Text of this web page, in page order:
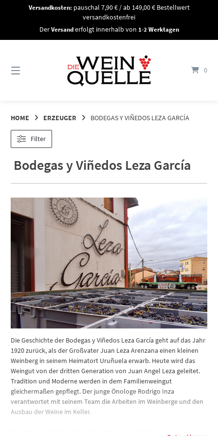
Versandkosten: pauschal 7,90 € / ab 149,00 € Bestellwert
versandkostenfrei
DerVersanderfolgt innerhalb von 1-2 Werktagen
0
HOME ERZEUGER BODEGAS Y VIÑEDOS LEZA GARCÍA
Bodegas y Viñedos Leza García
Die Geschichte der Bodegas y Viñedos Leza García geht auf das Jahr
1920 zurück, als der Großvater Juan Leza Arenzana einen kleinen
Weinberg in seinem Heimatort Uruñuela erwarb. Heute wird das
Weingut von der dritten Generation von Juan Angel Leza geleitet.
Tradition und Moderne werden in dem Familienweingut
gleichermaßen gepflegt. Der junge Önologe Rodrigo Inza
verantwortet mit seinem Team die Arbeiten im Weinberge und den
Ausbau der Weine im Keller.
Filter